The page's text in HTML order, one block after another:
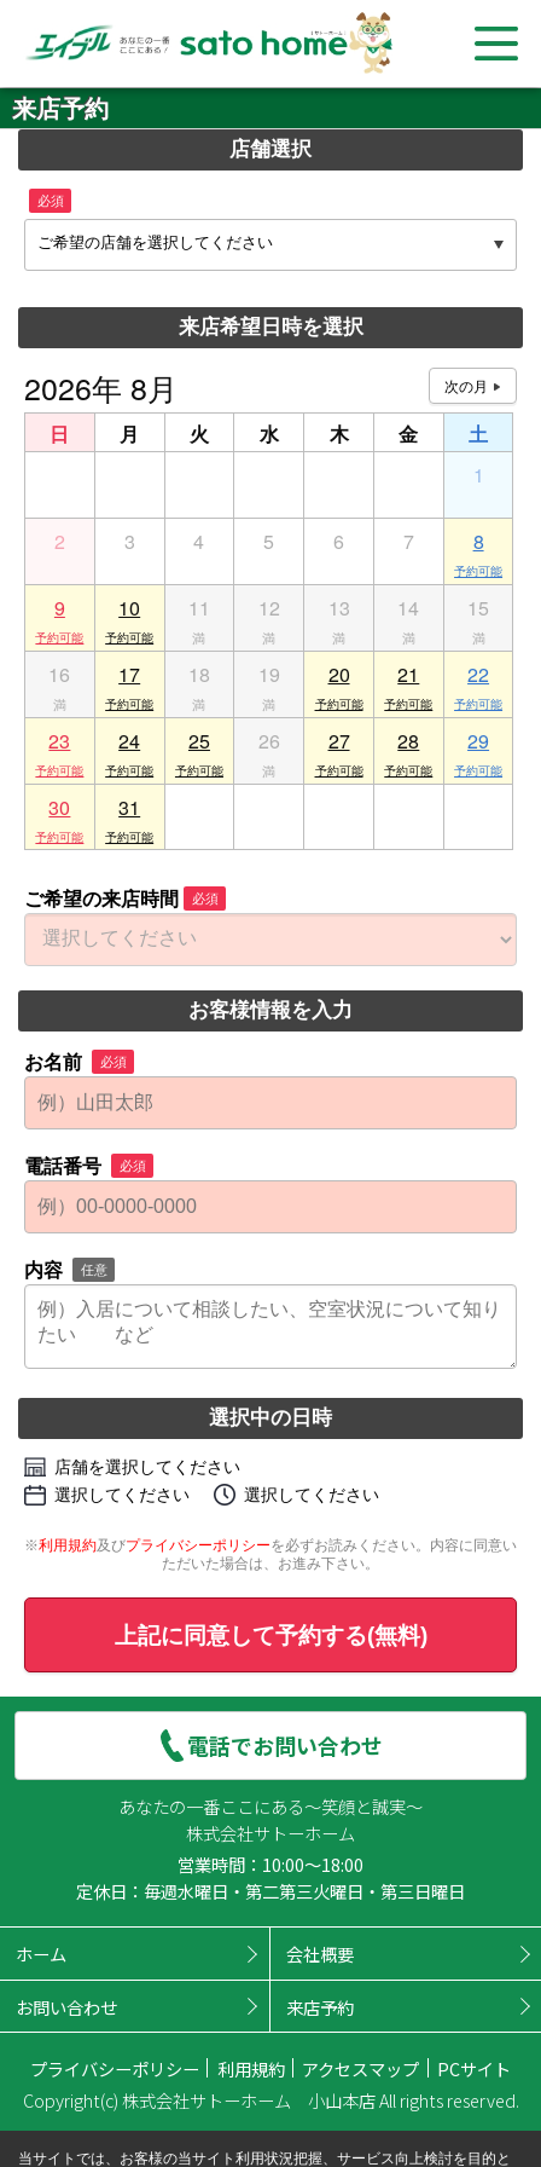
来店予約
店舗選択
必須
ご希望の店舗を選択してください
来店希望日時を選択
2026年 8月
日 月 火 水 木 金
土
1
2 3 4 5 6 7 8
9 10 11 12 13 14 15
16 17 18 19 20 21 22
23 24 25 26 27 28 29
30 31
ご希望の来店時間 必須
お客様情報を入力
お名前 必須
電話番号 必須
内容 任意
選択中の日時
店舗を選択してください
選択してください
選択してください
※利用規約及びプライバシーポリシーを必ずお読みください。内容に同意い
ただいた場合は、お進み下さい。
上記に同意して予約する(無料)
電話でお問い合わせ
あなたの一番ここにある～笑顔と誠実～
株式会社サトーホーム
営業時間：10:00～18:00
定休日：毎週水曜日・第二第三火曜日・第三日曜日
ホーム 会社概要
お問い合わせ 来店予約
プライバシーポリシー 利用規約 アクセスマップ
PCサイト
Copyright(c) 株式会社サトーホーム 小山本店 All rights reserved.
当サイトでは、お客様の当サイト利用状況把握、サービス向上検討を目的と